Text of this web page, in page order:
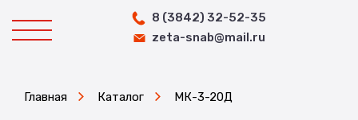
8 (3842) 32-52-35
zeta-snab@mail.ru
Главная Каталог МК-3-20Д